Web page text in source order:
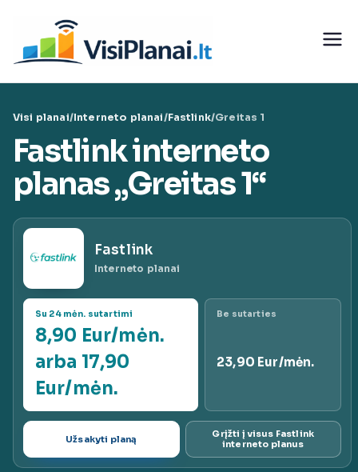
turinio
teleko
munika
cijų
paslaug
|
VisiPlan
Visi planai/Interneto planai/Fastlink/Greitas 1
Fastlink interneto
planas „Greitas 1“
Fastlink
Interneto planai
Su 24 mėn. sutartimi
8,90 Eur/mėn.
arba 17,90
Eur/mėn.
Be sutarties
23,90 Eur/mėn.
Užsakyti planą
Grįžti į visus Fastlink
interneto planus